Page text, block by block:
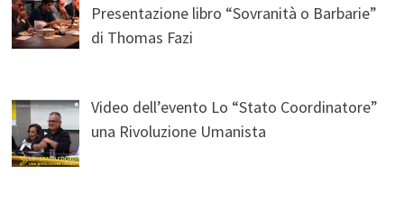
Presentazione libro “Sovranità o Barbarie”
di Thomas Fazi
Video dell’evento Lo “Stato Coordinatore”
una Rivoluzione Umanista